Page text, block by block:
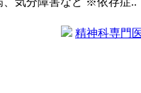
精神科専門